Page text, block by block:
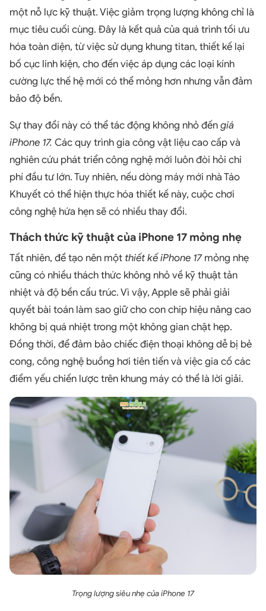
một nỗ lực kỹ thuật. Việc giảm trọng lượng không chỉ là
mục tiêu cuối cùng. Đây là kết quả của quá trình tối ưu
hóa toàn diện, từ việc sử dụng khung titan, thiết kế lại
bố cục linh kiện, cho đến việc áp dụng các loại kính
cường lực thế hệ mới có thể mỏng hơn nhưng vẫn đảm
bảo độ bền.
Sự thay đổi này có thể tác động không nhỏ đếngiá
iPhone 17. Các quy trình gia công vật liệu cao cấp và
nghiên cứu phát triển công nghệ mới luôn đòi hỏi chi
phí đầu tư lớn. Tuy nhiên, nếu dòng máy mới nhà Táo
Khuyết có thể hiện thực hóa thiết kế này, cuộc chơi
công nghệ hứa hẹn sẽ có nhiều thay đổi.
Thách thức kỹ thuật của iPhone 17 mỏng nhẹ
Tất nhiên, để tạo nên một thiết kế iPhone 17mỏng nhẹ
cũng có nhiều thách thức không nhỏ về kỹ thuật tản
nhiệt và độ bền cấu trúc. Vì vậy, Apple sẽ phải giải
quyết bài toán làm sao giữ cho con chip hiệu năng cao
không bị quá nhiệt trong một không gian chật hẹp.
Đồng thời, để đảm bảo chiếc điện thoại không dễ bị bẻ
cong, công nghệ buồng hơi tiên tiến và việc gia cố các
điểm yếu chiến lược trên khung máy có thể là lời giải.
Trọng lượng siêu nhẹ của iPhone 17